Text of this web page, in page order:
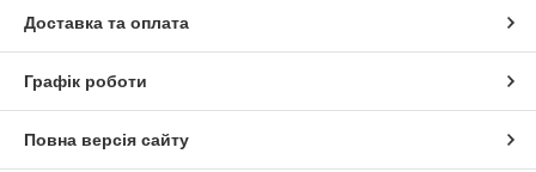
Доставка та оплата
Графік роботи
Повна версія сайту